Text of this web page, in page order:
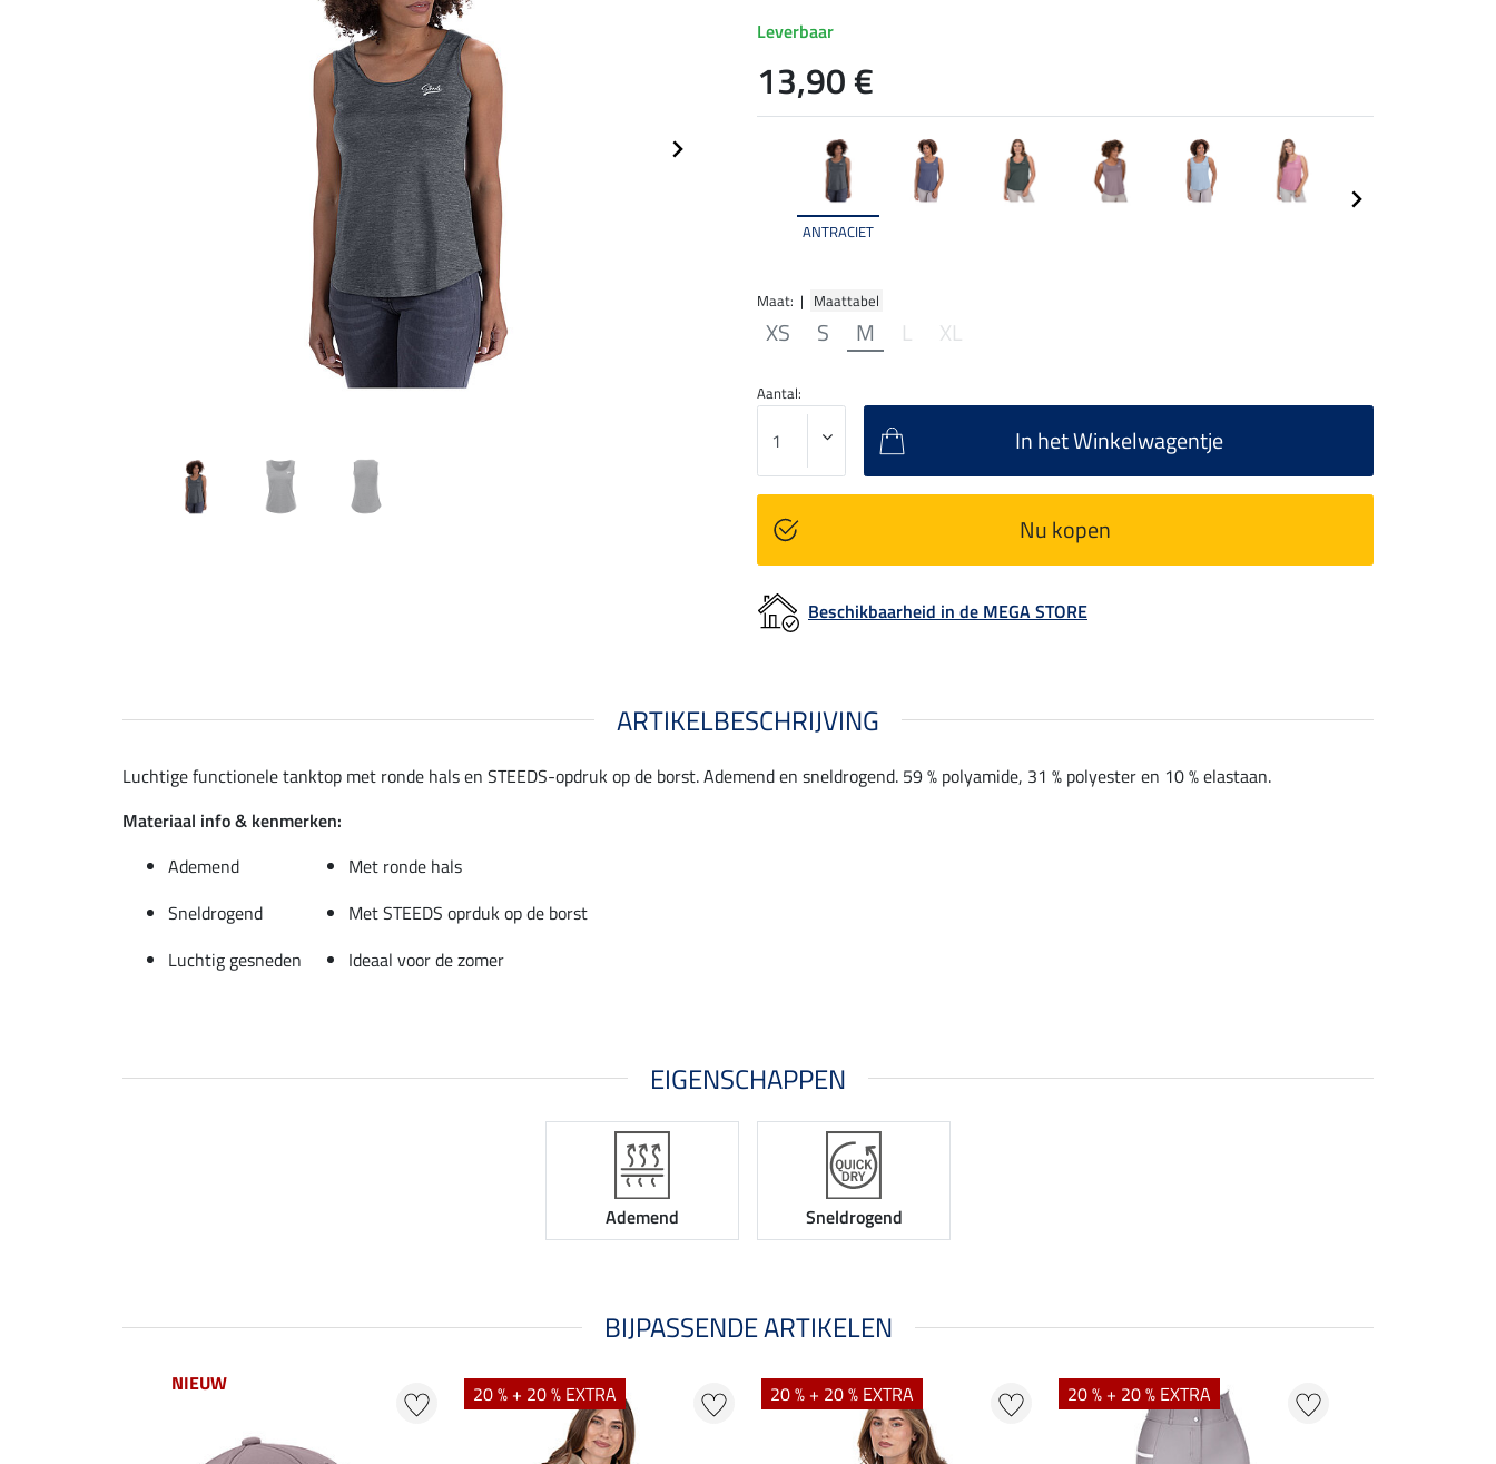
ANTRACIET
Maat: | Maattabel
XS S M L XL
Leverbaar
13,90 €
Aantal:
In het Winkelwagentje
Nu kopen
Beschikbaarheid in de MEGA STORE
ARTIKELBESCHRIJVING
Luchtige functionele tanktop met ronde hals en STEEDS-opdruk op de borst. Ademend en sneldrogend. 59 % polyamide, 31 % polyester en 10 % elastaan.
Materiaal info & kenmerken:
Ademend
Met ronde hals
Sneldrogend
Met STEEDS oprduk op de borst
Luchtig gesneden
Ideaal voor de zomer
EIGENSCHAPPEN
Ademend Sneldrogend
BIJPASSENDE ARTIKELEN
NIEUW 20 % + 20 % EXTRA 20 % + 20 % EXTRA 20 % + 20 % EXTRA